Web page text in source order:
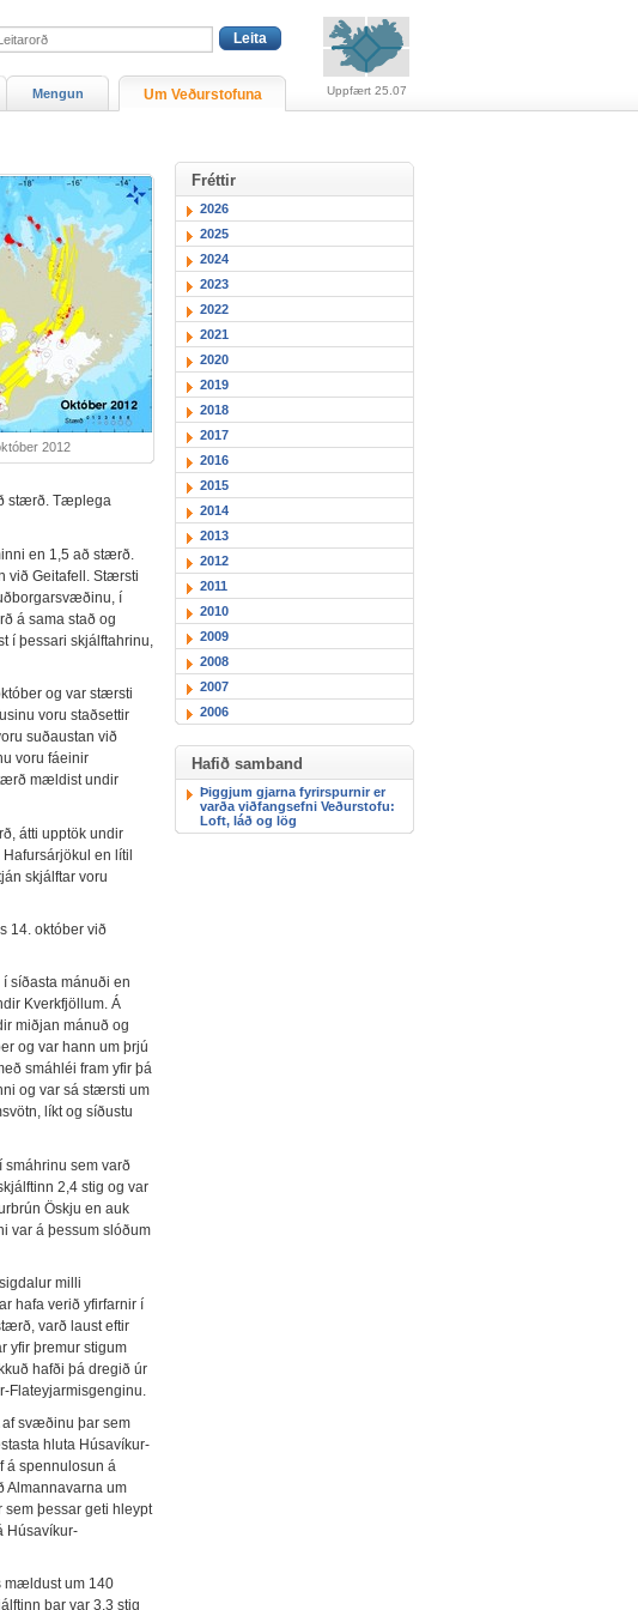
2012
stærð. Tæplega
en 1,5 að stærð.
við Geitafell. Stærsti
í
á sama stað og
í þessari skjálftahrinu,
og var stærsti
voru staðsettir
suðaustan við
voru fáeinir
mældist undir
átti upptök undir
en lítil
skjálftar voru
14. október við
síðasta mánuði en
Kverkfjöllum. Á
miðjan mánuð og
og var hann um þrjú
smáhléi fram yfir þá
og var sá stærsti um
líkt og síðustu
sem varð
2,4 stig og var
Öskju en auk
var á þessum slóðum
milli
hafa verið yfirfarnir í
varð laust eftir
yfir þremur stigum
hafði þá dregið úr
Flateyjarmisgenginu.
af svæðinu þar sem
hluta Húsavíkur-
á spennulosun á
Almannavarna um
sem þessar geti hleypt
Húsavíkur-
mældust um 140
þar var 3,3 stig
Fréttir
2026
2025
2024
2023
2022
2021
2020
2019
2018
2017
2016
2015
2014
2013
2012
2011
2010
2009
2008
2007
2006
Hafið samband
Þiggjum gjarna fyrirspurnir er
varða viðfangsefni Veðurstofu:
Loft, láð og lög
Mengun Um Veðurstofuna Uppfært 25.07